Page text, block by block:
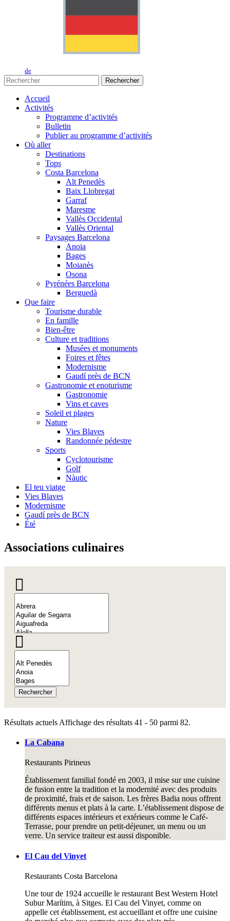
de
Rechercher
Accueil
Activités
Programme d’activités
Bulletin
Publier au programme d’activités
Où aller
Destinations
Tops
Costa Barcelona
Alt Penedès
Baix Llobregat
Garraf
Maresme
Vallès Occidental
Vallès Oriental
Paysages Barcelona
Anoia
Bages
Moianès
Osona
Pyrénées Barcelona
Berguedà
Que faire
Tourisme durable
En famille
Bien-être
Culture et traditions
Musées et monuments
Foires et fêtes
Modernisme
Gaudí près de BCN
Gastronomie et enoturisme
Gastronomie
Vins et caves
Soleil et plages
Nature
Vies Blaves
Randonnée pédestre
Sports
Cyclotourisme
Golf
Nàutic
El teu viatge
Vies Blaves
Modernisme
Gaudí près de BCN
Été
Associations culinaires
Rechercher
Résultats actuels Affichage des résultats 41 - 50 parmi 82.
La Cabana
Restaurants Pirineus
Établissement familial fondé en 2003, il mise sur une cuisine
de fusion entre la tradition et la modernité avec des produits
de proximité, frais et de saison. Les frères Badia nous offrent
différents menus et plats à la carte. L’établissement dispose de
différents espaces intérieurs et extérieurs comme le Café-
Terrasse, pour prendre un petit-déjeuner, un menu ou un
verre. Un service traiteur est aussi disponible.
El Cau del Vinyet
Restaurants Costa Barcelona
Une tour de 1924 accueille le restaurant Best Western Hotel
Subur Marítim, à Sitges. El Cau del Vinyet, comme on
appelle cet établissement, est accueillant et offre une cuisine